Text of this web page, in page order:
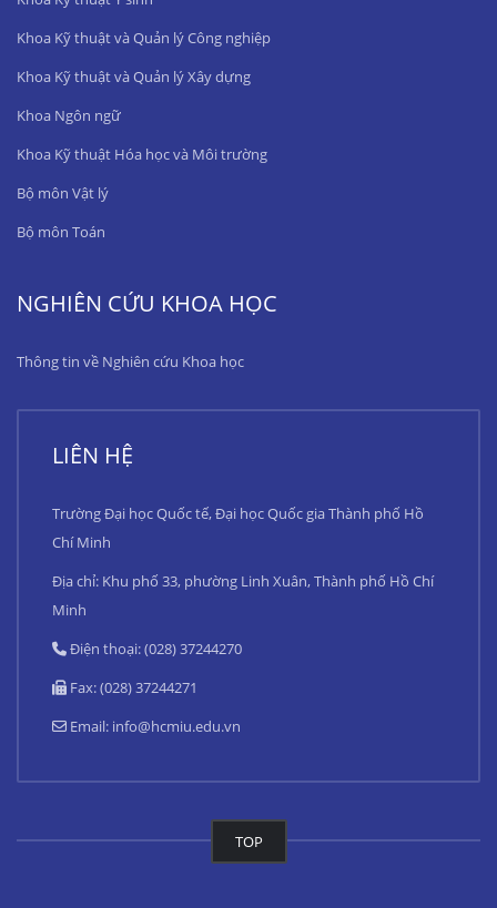
Khoa Kỹ thuật và Quản lý Công nghiệp
Khoa Kỹ thuật và Quản lý Xây dựng
Khoa Ngôn ngữ
Khoa Kỹ thuật Hóa học và Môi trường
Bộ môn Vật lý
Bộ môn Toán
NGHIÊN CỨU KHOA HỌC
Thông tin về Nghiên cứu Khoa học
LIÊN HỆ
Trường Đại học Quốc tế, Đại học Quốc gia Thành phố Hồ
Chí Minh
Địa chỉ: Khu phố 33, phường Linh Xuân, Thành phố Hồ Chí
Minh
Điện thoại: (028) 37244270
Fax: (028) 37244271
Email: info@hcmiu.edu.vn
TOP